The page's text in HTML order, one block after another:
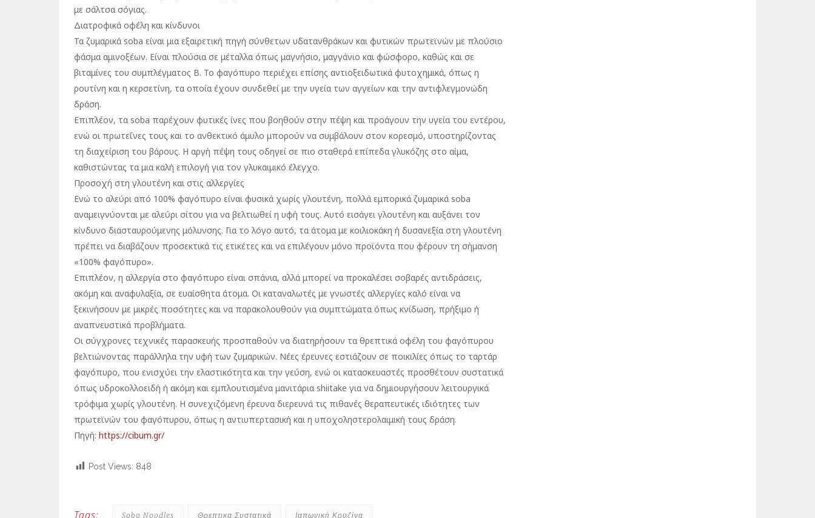
με σάλτσα σόγιας.
Διατροφικά οφέλη και κίνδυνοι
Τα ζυμαρικά soba είναι μια εξαιρετική πηγή σύνθετων υδατανθράκων και φυτικών πρωτεϊνών με πλούσιο
φάσμα αμινοξέων. Είναι πλούσια σε μέταλλα όπως μαγνήσιο, μαγγάνιο και φώσφορο, καθώς και σε
βιταμίνες του συμπλέγματος Β. Το φαγόπυρο περιέχει επίσης αντιοξειδωτικά φυτοχημικά, όπως η
ρουτίνη και η κερσετίνη, τα οποία έχουν συνδεθεί με την υγεία των αγγείων και την αντιφλεγμονώδη
δράση.
Επιπλέον, τα soba παρέχουν φυτικές ίνες που βοηθούν στην πέψη και προάγουν την υγεία του εντέρου,
ενώ οι πρωτεΐνες τους και το ανθεκτικό άμυλο μπορούν να συμβάλουν στον κορεσμό, υποστηρίζοντας
τη διαχείριση του βάρους. Η αργή πέψη τους οδηγεί σε πιο σταθερά επίπεδα γλυκόζης στο αίμα,
καθιστώντας τα μια καλή επιλογή για τον γλυκαιμικό έλεγχο.
Προσοχή στη γλουτένη και στις αλλεργίες
Ενώ το αλεύρι από 100% φαγόπυρο είναι φυσικά χωρίς γλουτένη, πολλά εμπορικά ζυμαρικά soba
αναμειγνύονται με αλεύρι σίτου για να βελτιωθεί η υφή τους. Αυτό εισάγει γλουτένη και αυξάνει τον
κίνδυνο διασταυρούμενης μόλυνσης. Για το λόγο αυτό, τα άτομα με κοιλιοκάκη ή δυσανεξία στη γλουτένη
πρέπει να διαβάζουν προσεκτικά τις ετικέτες και να επιλέγουν μόνο προϊόντα που φέρουν τη σήμανση
«100% φαγόπυρο».
Επιπλέον, η αλλεργία στο φαγόπυρο είναι σπάνια, αλλά μπορεί να προκαλέσει σοβαρές αντιδράσεις,
ακόμη και αναφυλαξία, σε ευαίσθητα άτομα. Οι καταναλωτές με γνωστές αλλεργίες καλό είναι να
ξεκινήσουν με μικρές ποσότητες και να παρακολουθούν για συμπτώματα όπως κνίδωση, πρήξιμο ή
αναπνευστικά προβλήματα.
Οι σύγχρονες τεχνικές παρασκευής προσπαθούν να διατηρήσουν τα θρεπτικά οφέλη του φαγόπυρου
βελτιώνοντας παράλληλα την υφή των ζυμαρικών. Νέες έρευνες εστιάζουν σε ποικιλίες όπως το ταρτάρ
φαγόπυρο, που ενισχύει την ελαστικότητα και την γεύση, ενώ οι κατασκευαστές προσθέτουν συστατικά
όπως υδροκολλοειδή ή ακόμη και εμπλουτισμένα μανιτάρια shiitake για να δημιουργήσουν λειτουργικά
τρόφιμα χωρίς γλουτένη. Η συνεχιζόμενη έρευνα διερευνά τις πιθανές θεραπευτικές ιδιότητες των
πρωτεϊνών του φαγόπυρου, όπως η αντιυπερτασική και η υποχοληστερολαιμική τους δράση.
Πηγή: https://cibum.gr/
Post Views: 848
Tags: Soba Noodles Θρεπτικα Συστατικά Ιαπωνική Κουζίνα